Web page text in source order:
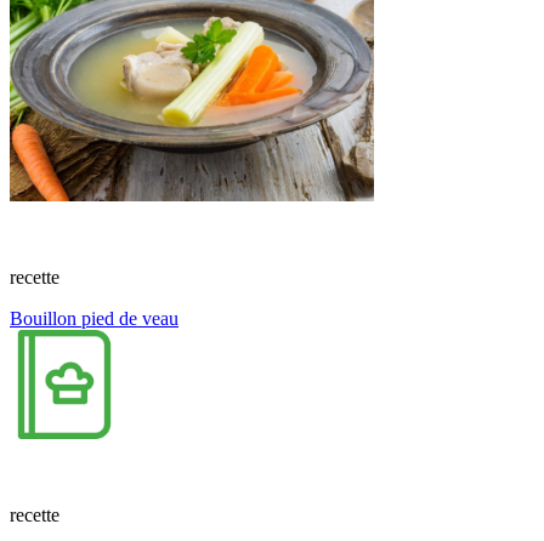
recette
Bouillon pied de veau
recette